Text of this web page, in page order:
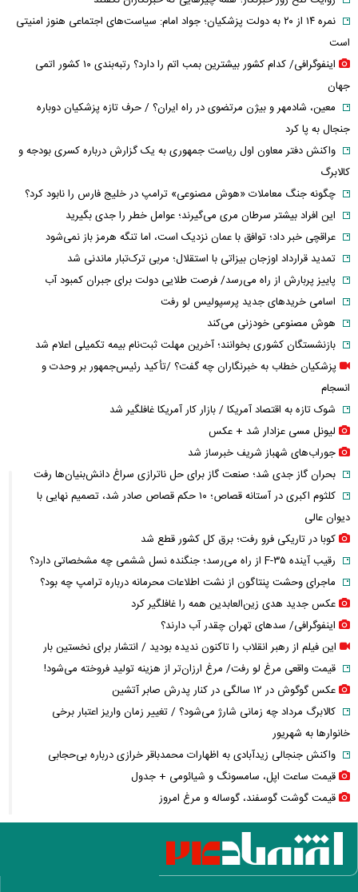
نمره ۱۴ از ۲۰ به دولت پزشکیان؛ جواد امام: سیاست‌های اجتماعی هنوز امنیتی
است
اینفوگرافی/ کدام کشور بیشترین بمب اتم را دارد؟ رتبه‌بندی ۱۰ کشور اتمی
جهان
معین، شادمهر و بیژن مرتضوی در راه ایران؟ / حرف تازه پزشکیان دوباره
جنجال به پا کرد
واکنش دفتر معاون اول ریاست جمهوری به یک گزارش درباره کسری بودجه و
کالابرگ
چگونه جنگ معاملات «هوش مصنوعی» ترامپ در خلیج فارس را نابود کرد؟
این افراد بیشتر سرطان مری می‌گیرند؛ عوامل خطر را جدی بگیرید
عراقچی خبر داد؛ توافق با عمان نزدیک است، اما تنگه هرمز باز نمی‌شود
تمدید قرارداد اوزجان بیزاتی با استقلال؛ مربی ترک‌تبار ماندنی شد
پاییز پربارش از راه می‌رسد/ فرصت طلایی دولت برای جبران کمبود آب
اسامی خریدهای جدید پرسپولیس لو رفت
هوش مصنوعی خودزنی می‌کند
بازنشستگان کشوری بخوانند؛ آخرین مهلت ثبت‌نام بیمه تکمیلی اعلام شد
پزشکیان خطاب به خبرنگاران چه گفت؟ /تأکید رئیس‌جمهور بر وحدت و
انسجام
شوک تازه به اقتصاد آمریکا / بازار کار آمریکا غافلگیر شد
لیونل مسی عزادار شد + عکس
جوراب‌های شهباز شریف خبرساز شد
بحران گاز جدی شد؛ صنعت گاز برای حل ناترازی سراغ دانش‌بنیان‌ها رفت
کلثوم اکبری در آستانه قصاص؛ ۱۰ حکم قصاص صادر شد، تصمیم نهایی با
دیوان عالی
کوبا در تاریکی فرو رفت؛ برق کل کشور قطع شد
رقیب آینده F-۳۵ از راه می‌رسد؛ جنگنده نسل ششمی چه مشخصاتی دارد؟
ماجرای وحشت پنتاگون از نشت اطلاعات محرمانه درباره ترامپ چه بود؟
عکس جدید هدی زین‌العابدین همه را غافلگیر کرد
اینفوگرافی/ سدهای تهران چقدر آب دارند؟
این فیلم از رهبر انقلاب را تاکنون ندیده بودید / انتشار برای نخستین بار
قیمت واقعی مرغ لو رفت/ مرغ ارزان‌تر از هزینه تولید فروخته می‌شود!
عکس گوگوش در ۱۲ سالگی در کنار پدرش صابر آتشین
کالابرگ مرداد چه زمانی شارژ می‌شود؟ / تغییر زمان واریز اعتبار برخی
خانوارها به شهریور
واکنش جنجالی زیدآبادی به اظهارات محمدباقر خرازی درباره بی‌حجابی
قیمت ساعت اپل، سامسونگ و شیائومی + جدول
قیمت گوشت گوسفند، گوساله و مرغ امروز
محمدباقر خرازی کیست؟ + سوابق و حواشی چهره جنجالی خاندان خرازی‌ها
فیلم / وداع تلخ مردم قم با داماد محبوب مبتلا به سندرم داون
قوه قضاییه: محمدباقر خرازی به دادگاه ویژه روحانیت احضار شد + ویدئو